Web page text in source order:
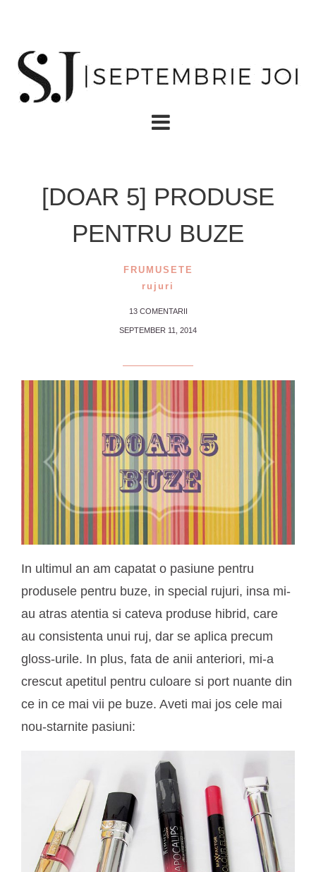
[DOAR 5] PRODUSE
PENTRU BUZE
FRUMUSETE
rujuri
13 COMENTARII
SEPTEMBER 11, 2014
In ultimul an am capatat o pasiune pentru
produsele pentru buze, in special rujuri, insa mi-
au atras atentia si cateva produse hibrid, care
au consistenta unui ruj, dar se aplica precum
gloss-urile. In plus, fata de anii anteriori, mi-a
crescut apetitul pentru culoare si port nuante din
ce in ce mai vii pe buze. Aveti mai jos cele mai
nou-starnite pasiuni: